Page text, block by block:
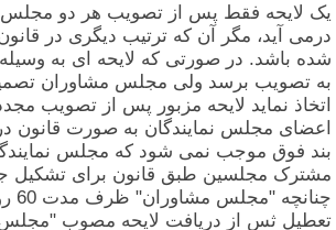
یک‏ لایحه‏ فقط پس‏ از تصویب‏ هر دو
درمی‏ آید، مگر آن‏ که‏ ترتیب‏ دیگری‏ در
شده‏ باشد. در صورتی‏ که‏ لایحه‏ ای‏ به‏
به‏ تصویب‏ برسد ولی‏ مجلس‏ مشاوران‏
اتخاذ نماید لایحه‏ مزبور پس‏ از تصویب‏
اعضای‏ مجلس‏ نمایندگان‏ به‏ صورت‏ قانون‏
بند فوق‏ موجب‏ نمی‏ شود که‏ مجلس‏
مشترک‏ مجلسین‏ طبق‏ قانون‏ برای‏ تشکیل‏
تعطیل‏ ثس‏ از دریافت‏ لایحه‏ مصوب‏ "مجلس‏